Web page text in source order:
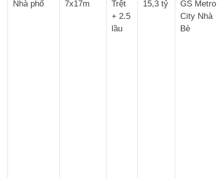
Nhà phố 7x17m
Trệt
+ 2.5
lầu
15,3 tỷ
GS Metro
City Nhà
Bè